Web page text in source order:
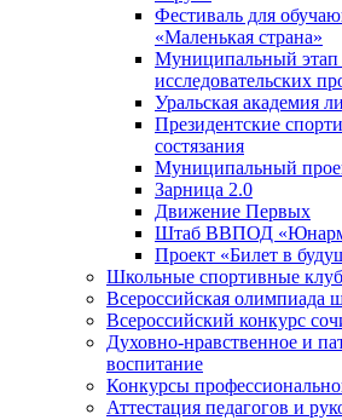
Фестиваль для
«Маленькая страна»
Муниципальный
исследовательских
Уральская академия
Президентские
состязания
Муниципальный
Зарница 2.0
Движение Первых
Штаб ВВПОД
Проект «Билет в
Школьные спортивные
Всероссийская олимпиада
Всероссийский конкурс
Духовно-нравственное и
воспитание
Конкурсы
Аттестация педагогов и